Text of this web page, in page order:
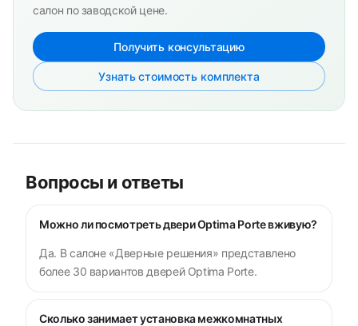
салон по заводской цене.
Получить консультацию
Узнать стоимость комплекта
Вопросы и ответы
Можно ли посмотреть двери Optima Porte вживую?
Да. В салоне «Дверные решения» представлено
более 30 вариантов дверей Optima Porte.
Сколько занимает установка межкомнатных